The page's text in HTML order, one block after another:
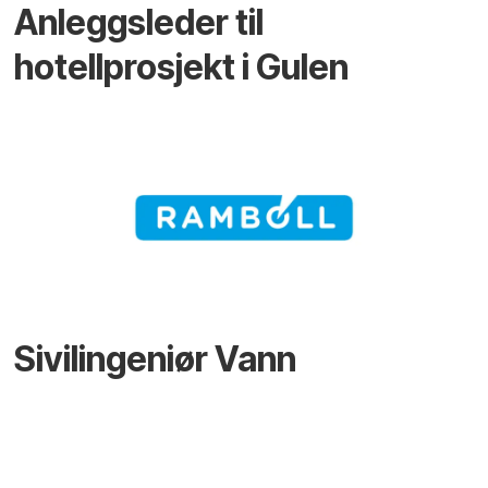
Anleggsleder til
hotellprosjekt i Gulen
Sivilingeniør Vann